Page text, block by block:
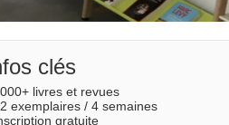
clés
livres et revues
exemplaires / 4 semaines
gratuite